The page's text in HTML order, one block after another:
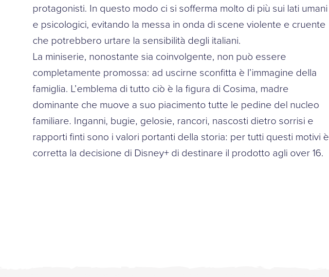
protagonisti. In questo modo ci si sofferma molto di più sui lati umani
e psicologici, evitando la messa in onda di scene violente e cruente
che potrebbero urtare la sensibilità degli italiani.
La miniserie, nonostante sia coinvolgente, non può essere
completamente promossa: ad uscirne sconfitta è l’immagine della
famiglia. L’emblema di tutto ciò è la figura di Cosima, madre
dominante che muove a suo piacimento tutte le pedine del nucleo
familiare. Inganni, bugie, gelosie, rancori, nascosti dietro sorrisi e
rapporti finti sono i valori portanti della storia: per tutti questi motivi è
corretta la decisione di Disney+ di destinare il prodotto agli over 16.